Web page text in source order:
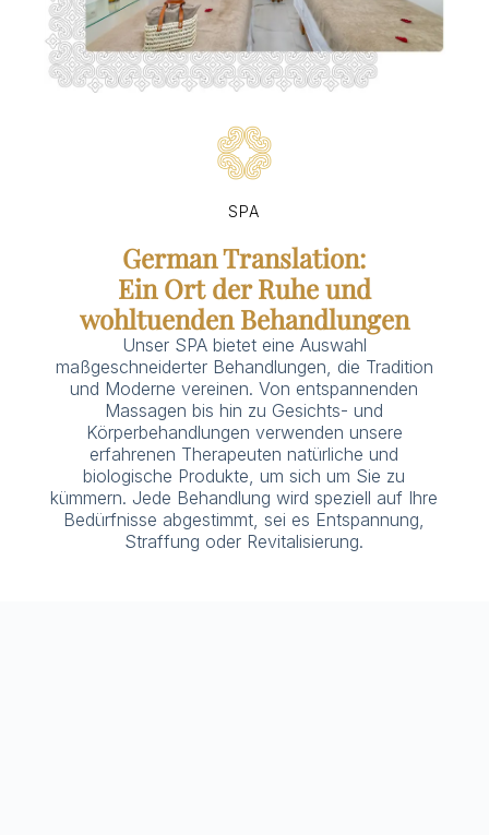
SPA
German Translation:
Ein Ort der Ruhe und
wohltuenden Behandlungen
Unser SPA bietet eine Auswahl
maßgeschneiderter Behandlungen, die Tradition
und Moderne vereinen. Von entspannenden
Massagen bis hin zu Gesichts- und
Körperbehandlungen verwenden unsere
erfahrenen Therapeuten natürliche und
biologische Produkte, um sich um Sie zu
kümmern. Jede Behandlung wird speziell auf Ihre
Bedürfnisse abgestimmt, sei es Entspannung,
Straffung oder Revitalisierung.